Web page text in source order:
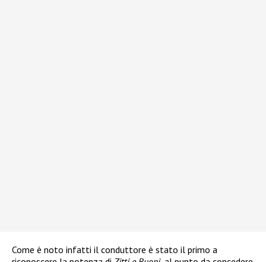
Come è noto infatti il conduttore è stato il primo a